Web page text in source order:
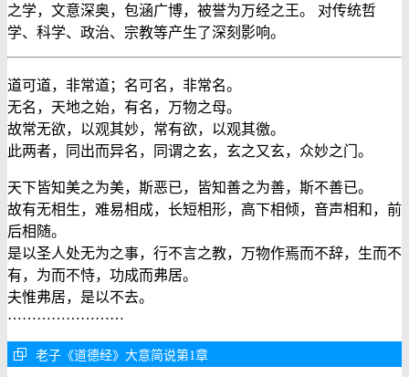
之学，文意深奥，包涵广博，被誉为万经之王。 对传统哲
学、科学、政治、宗教等产生了深刻影响。
道可道，非常道；名可名，非常名。
无名，天地之始，有名，万物之母。
故常无欲，以观其妙，常有欲，以观其徼。
此两者，同出而异名，同谓之玄，玄之又玄，众妙之门。
天下皆知美之为美，斯恶已，皆知善之为善，斯不善已。
故有无相生，难易相成，长短相形，高下相倾，音声相和，前
后相随。
是以圣人处无为之事，行不言之教，万物作焉而不辞，生而不
有，为而不恃，功成而弗居。
夫惟弗居，是以不去。
……………………
老子《道德经》大意简说第1章